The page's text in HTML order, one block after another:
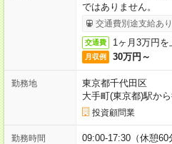
ではありません。
交通費別途支給あり
交通費 1ヶ月3万円
月収例 30万円～
勤務地
東京都千代田区
大手町(東京都)駅か
投資顧問業
勤務時間 09:00-17:30（休憩60